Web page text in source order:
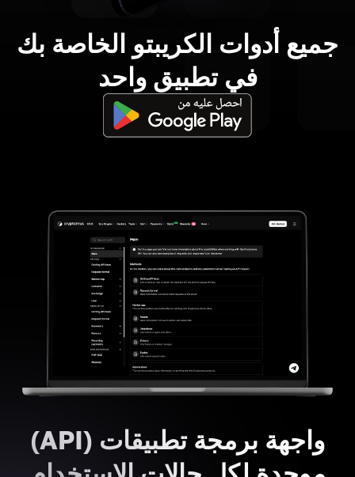
جميع أدوات الكريبتو الخاصة بك
في تطبيق واحد
واجهة برمجة تطبيقات (API)